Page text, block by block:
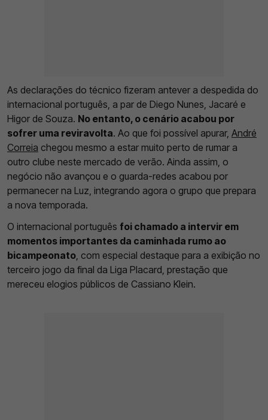
As declarações do técnico fizeram antever a despedida do
internacional português, a par de Diego Nunes, Jacaré e
Higor de Souza. No entanto, o cenário acabou por
sofrer uma reviravolta. Ao que foi possível apurar, André
Correia chegou mesmo a estar muito perto de rumar a
outro clube neste mercado de verão. Ainda assim, o
negócio não avançou e o guarda-redes acabou por
permanecer na Luz, integrando agora o grupo que prepara
a nova temporada.
O internacional português foi chamado a intervir em
momentos importantes da caminhada rumo ao
bicampeonato, com especial destaque para a exibição no
terceiro jogo da final da Liga Placard, prestação que
mereceu elogios públicos de Cassiano Klein.